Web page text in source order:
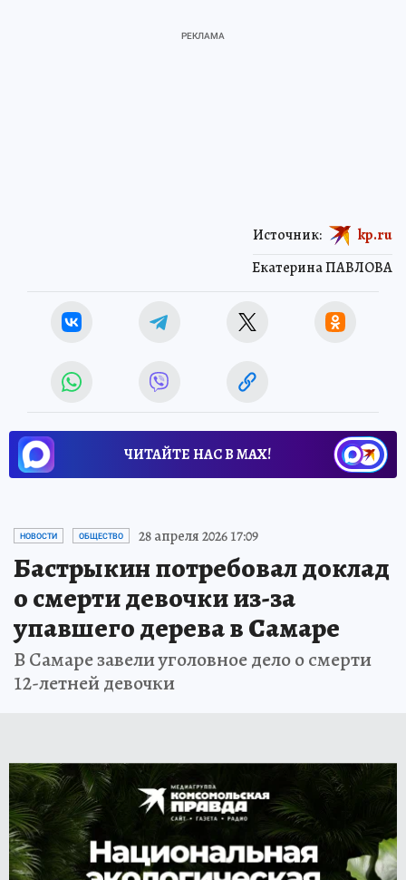
Екатерина ПАВЛОВА
Источник: kp.ru
ЧИТАЙТЕ НАС В МАХ!
НОВОСТИ ОБЩЕСТВО 28 апреля 2026 17:09
Бастрыкин потребовал доклад
о смерти девочки из-за
упавшего дерева в Самаре
В Самаре завели уголовное дело о смерти
12-летней девочки